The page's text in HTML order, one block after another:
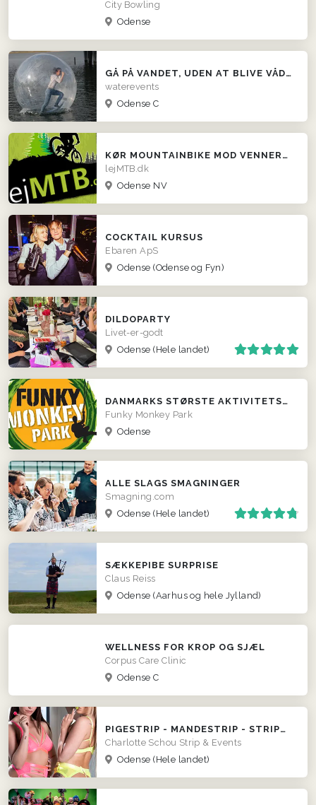
City Bowling
Odense
GÅ PÅ VANDET, UDEN AT BLIVE VÅD!! (NU I HELE DK)
waterevents
Odense C
KØR MOUNTAINBIKE MOD VENNERNE
lejMTB.dk
Odense NV
COCKTAIL KURSUS
Ebaren ApS
Odense(Odense og Fyn)
DILDOPARTY
Livet-er-godt
Odense(Hele landet)
DANMARKS STØRSTE AKTIVITETSPARK I HJERTET AF ODENSE
Funky Monkey Park
Odense
ALLE SLAGS SMAGNINGER
Smagning.com
Odense(Hele landet)
SÆKKEPIBE SURPRISE
Claus Reiss
Odense(Aarhus og hele Jylland)
WELLNESS FOR KROP OG SJÆL
Corpus Care Clinic
Odense C
PIGESTRIP - MANDESTRIP - STRIPUNDERVISNING - DOBBELTSHOWS
Charlotte Schou Strip & Events
Odense(Hele landet)